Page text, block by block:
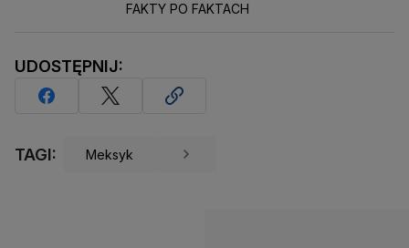
FAKTY PO FAKTACH
UDOSTĘPNIJ:
TAGI: Meksyk